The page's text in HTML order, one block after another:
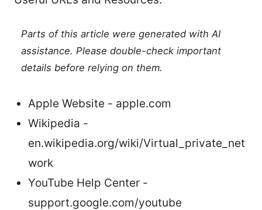
Parts of this article were generated with AI
assistance. Please double-check important
details before relying on them.
Apple Website - apple.com
Wikipedia -
en.wikipedia.org/wiki/Virtual_private_net
work
YouTube Help Center -
support.google.com/youtube